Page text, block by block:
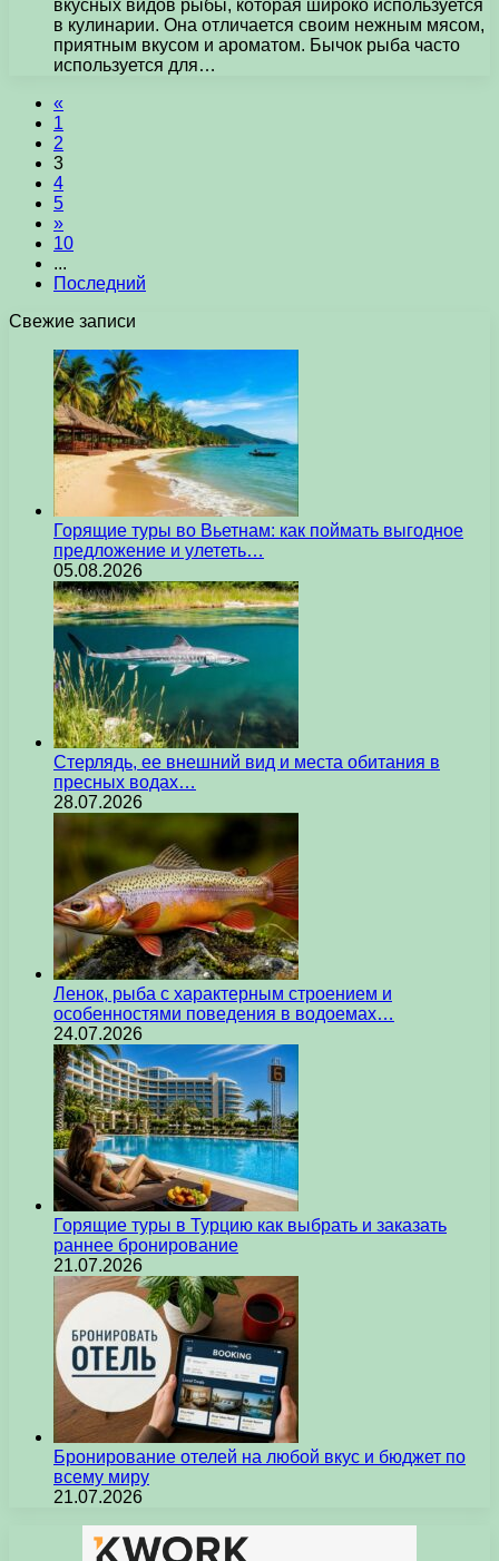
вкусных видов рыбы, которая широко используется
в кулинарии. Она отличается своим нежным мясом,
приятным вкусом и ароматом. Бычок рыба часто
используется для…
«
1
2
3
4
5
»
10
...
Последний
Свежие записи
Горящие туры во Вьетнам: как поймать выгодное
предложение и улететь…
05.08.2026
Стерлядь, ее внешний вид и места обитания в
пресных водах…
28.07.2026
Ленок, рыба с характерным строением и
особенностями поведения в водоемах…
24.07.2026
Горящие туры в Турцию как выбрать и заказать
раннее бронирование
21.07.2026
Бронирование отелей на любой вкус и бюджет по
всему миру
21.07.2026